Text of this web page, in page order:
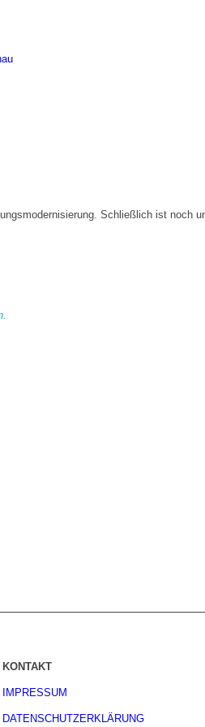
Schließlich ist noch
KONTAKT
IMPRESSUM
DATENSCHUTZERKLÄRUNG